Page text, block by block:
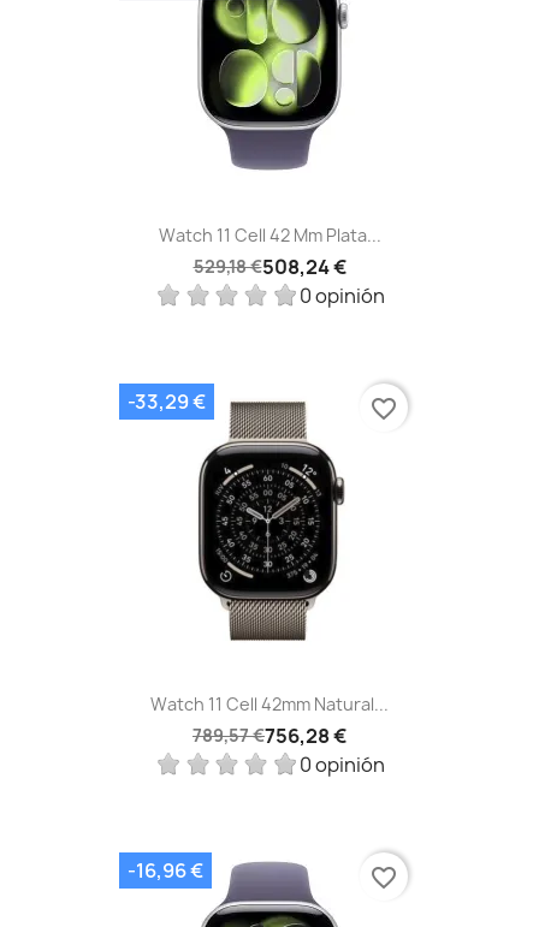
Watch 11 Cell 42 Mm Plata...
529,18 €508,24 €
0 opinión
Watch 11 Cell 42mm Natural...
789,57 €756,28 €
0 opinión
-33,29 € favorite_border
-16,96 € favorite_border